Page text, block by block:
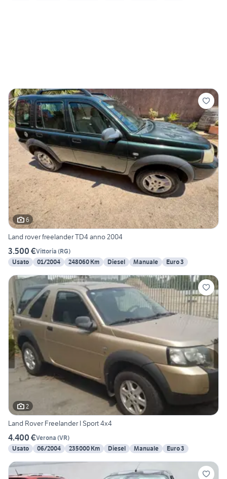
6
Land rover freelander TD4 anno 2004
3.500 €Vittoria (RG)
Usato
01/2004 248060 Km Diesel Manuale Euro 3
2
Land Rover Freelander I Sport 4x4
4.400 €Verona (VR)
Usato
06/2004 235000 Km Diesel Manuale Euro 3